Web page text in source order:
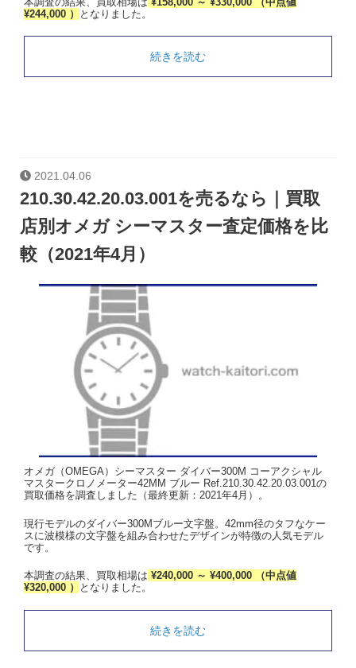
¥244,000 ）
となりました。
続きを読む
2021.04.06
210.30.42.20.03.001を売るなら｜買取
店別オメガ シーマスター査定価格を比
較（2021年4月）
オメガ（OMEGA）シーマスター ダイバー300M コーアクシャル
マスタークロノメーター42MM ブルー Ref.210.30.42.20.03.001の
買取価格を調査しました（最終更新：2021年4月）。
現行モデルのダイバー300Mブルー文字盤。42mm径のタフなケー
スに波模様の文字盤を組み合わせたデザインが特徴の人気モデル
です。
本調査の結果、買取相場は ¥240,000 ～ ¥400,000 （中点値
¥320,000 ）
となりました。
続きを読む